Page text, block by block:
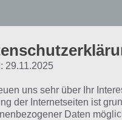
Croft
haben wir eine
29.11.2025
uns sehr über Ihr
der Internetseiten ist
Daten